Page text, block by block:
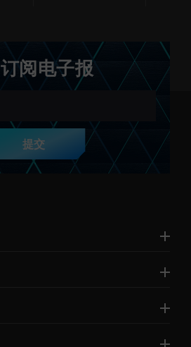
订阅电子报
提交